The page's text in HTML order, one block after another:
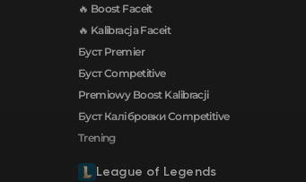
🔥 Boost Faceit
🔥 Kalibracja Faceit
Буст Premier
Буст Competitive
Premiowy Boost Kalibracji
Буст Калібровки Сompetitive
Trening
League of Legends